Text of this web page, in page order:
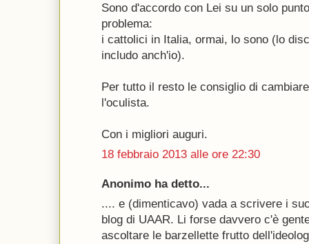
Sono d'accordo con Lei su un solo
problema:
i cattolici in Italia, ormai, lo sono (lo
includo anch'io).
Per tutto il resto le consiglio di
l'oculista.
Con i migliori auguri.
18 febbraio 2013 alle ore 22:30
Anonimo ha detto...
.... e (dimenticavo) vada a scrivere i
blog di UAAR. Li forse davvero c'è
ascoltare le barzellette frutto